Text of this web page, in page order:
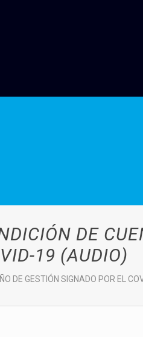
DE
19 (AUDIO)
DE GESTIÓN SIGNADO POR EL